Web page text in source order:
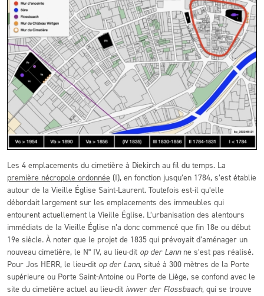
Les 4 emplacements du cimetière à Diekirch au fil du temps. La
première nécropole ordonnée (I), en fonction jusqu’en 1784, s’est établie
autour de la Vieille Église Saint-Laurent. Toutefois est-il qu’elle
débordait largement sur les emplacements des immeubles qui
entourent actuellement la Vieille Église. L’urbanisation des alentours
immédiats de la Vieille Église n’a donc commencé que fin 18e ou début
19e siècle. À noter que le projet de 1835 qui prévoyait d’aménager un
nouveau cimetière, le N° IV, au lieu-dit op der Lannne s’est pas réalisé.
Pour Jos HERR, le lieu-dit op der Lann, situé à 300 mètres de la Porte
supérieure ou Porte Saint-Antoine ou Porte de Liège, se confond avec le
site du cimetière actuel au lieu-dit iwwer der Flossbaach, qui se trouve